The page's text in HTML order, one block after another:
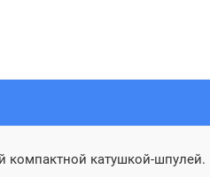
компактной катушкой-шпулей.